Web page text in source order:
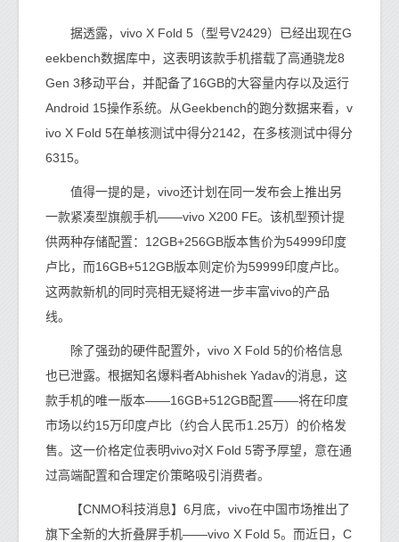
据透露，vivo X Fold 5（型号V2429）已经出现在G
eekbench数据库中，这表明该款手机搭载了高通骁龙8
Gen 3移动平台，并配备了16GB的大容量内存以及运行
Android 15操作系统。从Geekbench的跑分数据来看，v
ivo X Fold 5在单核测试中得分2142，在多核测试中得分
6315。
值得一提的是，vivo还计划在同一发布会上推出另
一款紧凑型旗舰手机——vivo X200 FE。该机型预计提
供两种存储配置：12GB+256GB版本售价为54999印度
卢比，而16GB+512GB版本则定价为59999印度卢比。
这两款新机的同时亮相无疑将进一步丰富vivo的产品
线。
除了强劲的硬件配置外，vivo X Fold 5的价格信息
也已泄露。根据知名爆料者Abhishek Yadav的消息，这
款手机的唯一版本——16GB+512GB配置——将在印度
市场以约15万印度卢比（约合人民币1.25万）的价格发
售。这一价格定位表明vivo对X Fold 5寄予厚望，意在通
过高端配置和合理定价策略吸引消费者。
【CNMO科技消息】6月底，vivo在中国市场推出了
旗下全新的大折叠屏手机——vivo X Fold 5。而近日，C